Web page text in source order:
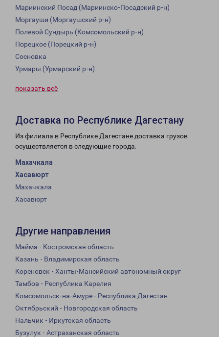
Мариинский Посад (Мариинско-Посадский р-н)
Моргауши (Моргаушский р-н)
Полевой Сундырь (Комсомольский р-н)
Порецкое (Порецкий р-н)
Сосновка
Урмары (Урмарский р-н)
показать всё
Доставка по Республике Дагестану
Из филиала в Республике Дагестане доставка грузов
осуществляется в следующие города:
Махачкала
Хасавюрт
Махачкала
Хасавюрт
Другие направления
Майма - Костромская область
Казань - Владимирская область
Кореновск - Ханты-Мансийский автономный округ
Тамбов - Республика Карелия
Комсомольск-на-Амуре - Республика Дагестан
Октябрьский - Новгородская область
Нальчик - Иркутская область
Бузулук - Астраханская область